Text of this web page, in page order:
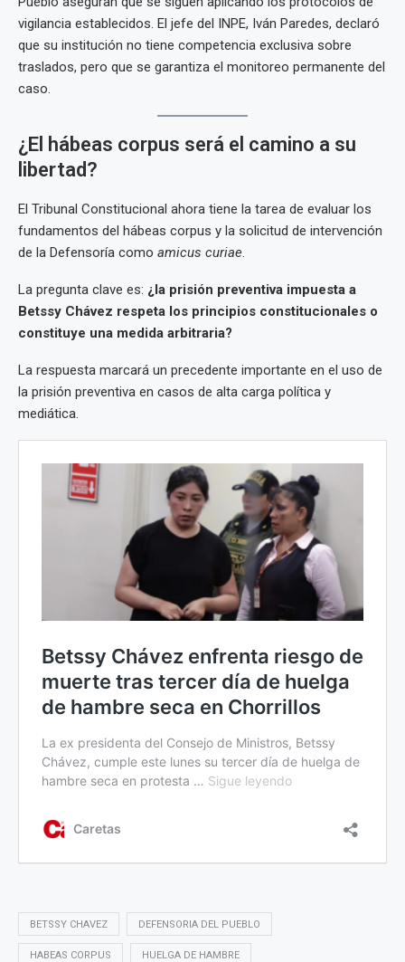
vigilancia establecidos. El jefe del INPE, Iván Paredes, declaró
que su institución no tiene competencia exclusiva sobre
traslados, pero que se garantiza el monitoreo permanente del
caso.
¿El hábeas corpus será el camino a su
libertad?
El Tribunal Constitucional ahora tiene la tarea de evaluar los
fundamentos del hábeas corpus y la solicitud de intervención
de la Defensoría como amicus curiae
La pregunta clave es: ¿la prisión preventiva impuesta a
Betssy Chávez respeta los principios constitucionales o
constituye una medida arbitraria?
La respuesta marcará un precedente importante en el uso de
la prisión preventiva en casos de alta carga política y
mediática.
BETSSY CHAVEZ DEFENSORIA DEL PUEBLO
HABEAS CORPUS HUELGA DE HAMBRE